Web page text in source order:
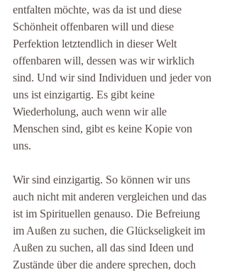
entfalten möchte, was da ist und diese
Schönheit offenbaren will und diese
Perfektion letztendlich in dieser Welt
offenbaren will, dessen was wir wirklich
sind. Und wir sind Individuen und jeder von
uns ist einzigartig. Es gibt keine
Wiederholung, auch wenn wir alle
Menschen sind, gibt es keine Kopie von
uns.
Wir sind einzigartig. So können wir uns
auch nicht mit anderen vergleichen und das
ist im Spirituellen genauso. Die Befreiung
im Außen zu suchen, die Glückseligkeit im
Außen zu suchen, all das sind Ideen und
Zustände über die andere sprechen, doch